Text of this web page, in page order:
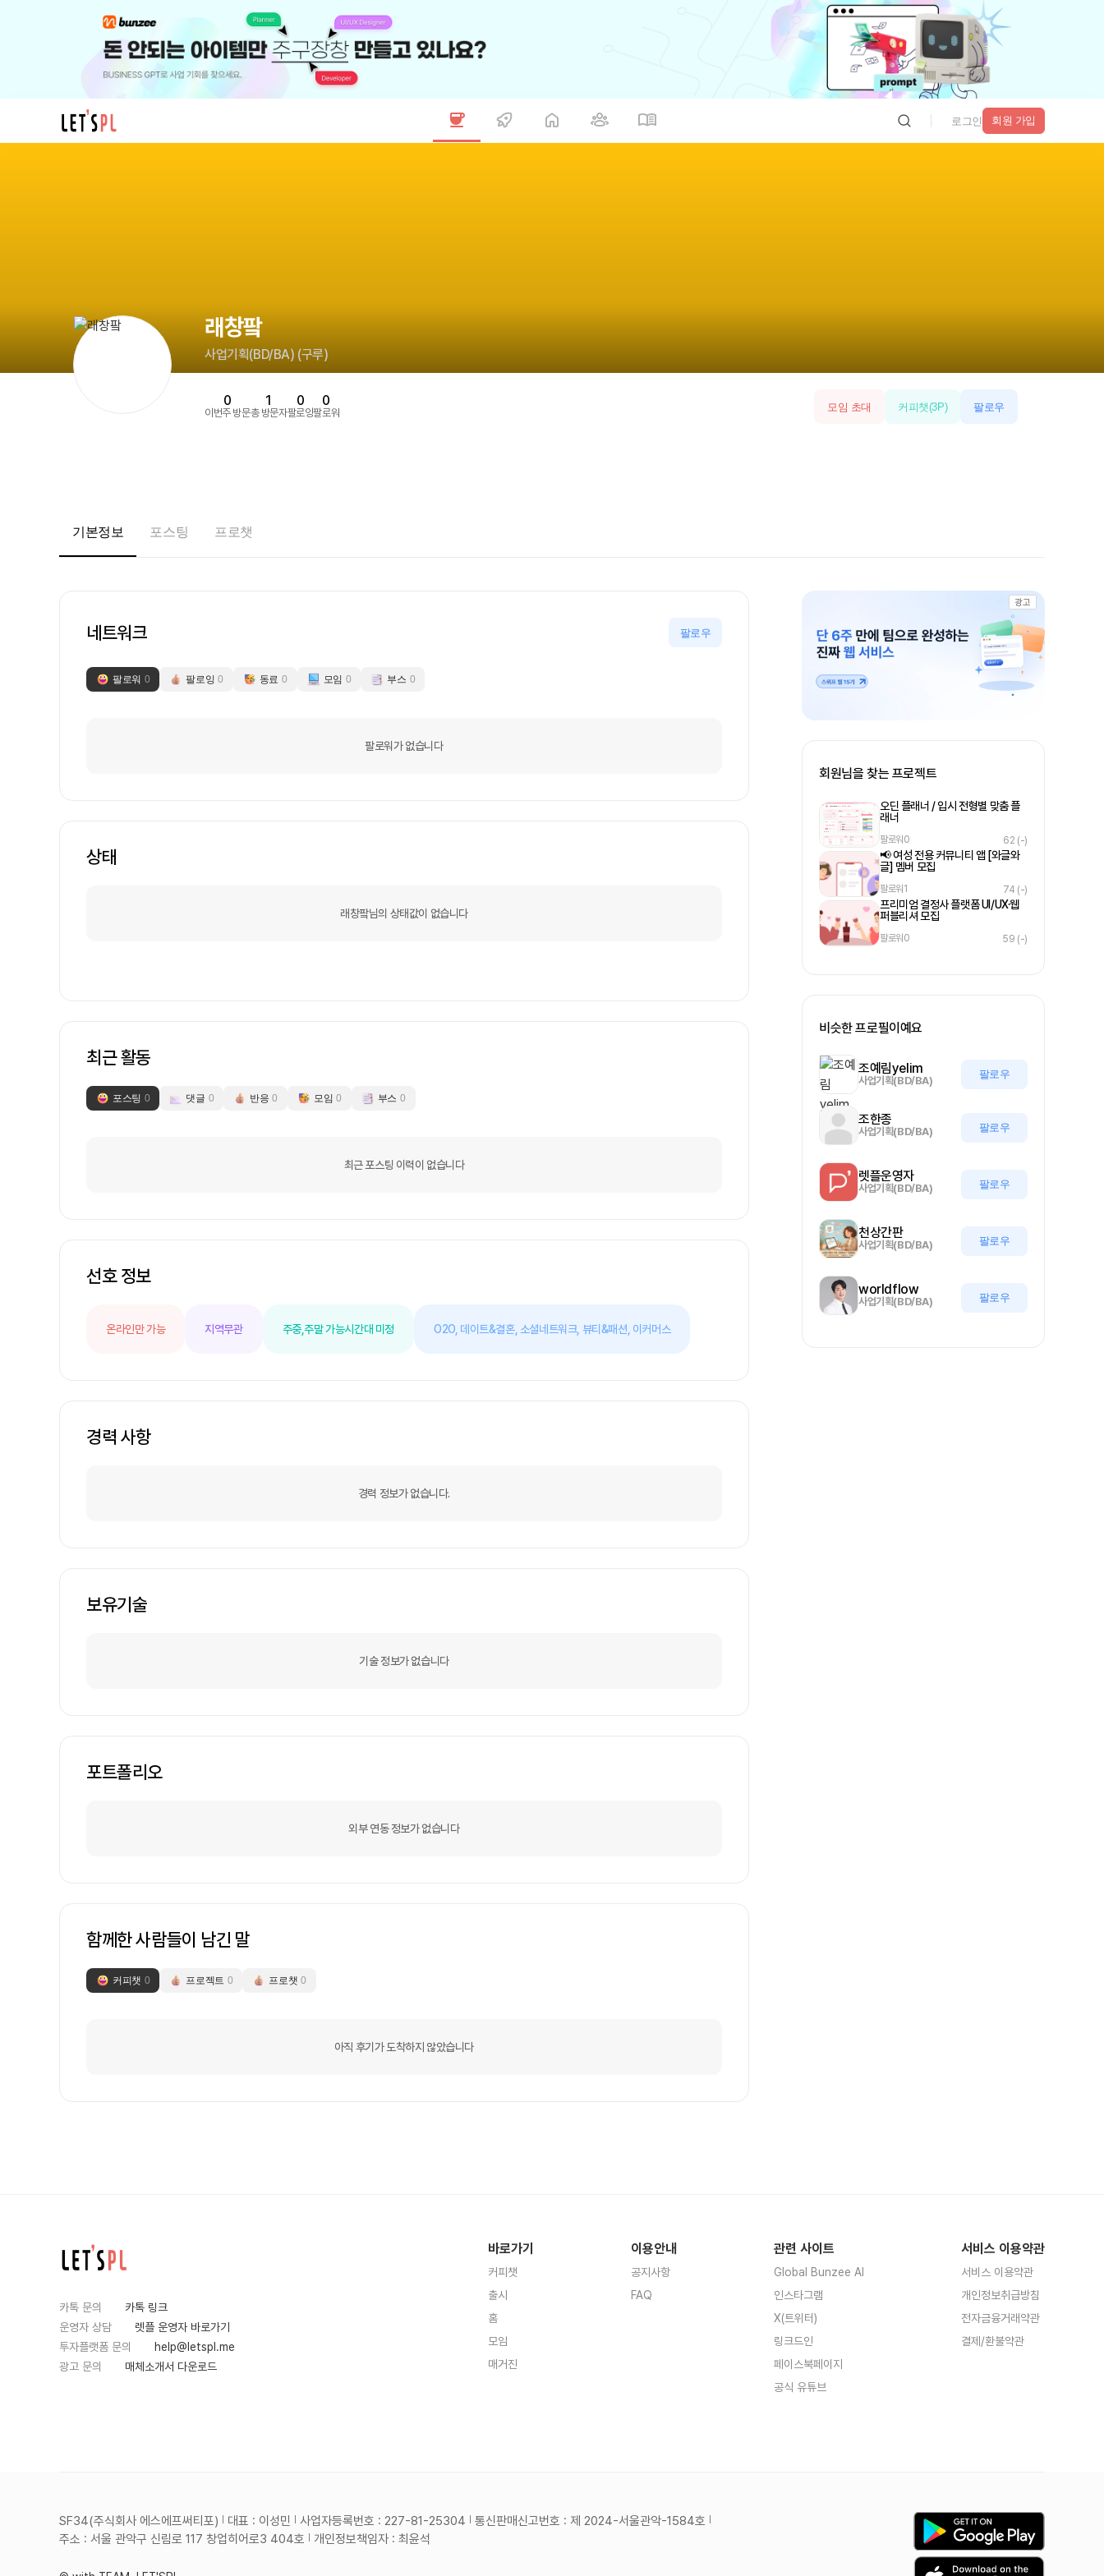
로그인 회원 가입
래창팤
사업기획(BD/BA) (구루)
이번주 방문
0
총 방문자
1
팔로잉
0
팔로워
0 모임 초대 커피챗(3P) 팔로우
기본정보 포스팅 프로챗
네트워크 팔로우
팔로워 0 팔로잉 0 동료 0 모임 0 부스 0
팔로워가 없습니다
상태
래창팤님의 상태값이 없습니다
최근 활동
포스팅 0 댓글 0 반응 0 모임 0 부스 0
최근 포스팅 이력이 없습니다
선호 정보
온라인만 가능 지역무관 주중,주말 가능시간대 미정 O2O, 데이트&결혼, 소셜네트워크, 뷰티&패션, 이커머스
경력 사항
경력 정보가 없습니다.
보유기술
기술 정보가 없습니다
포트폴리오
외부 연동 정보가 없습니다
함께한 사람들이 남긴 말
커피챗 0 프로젝트 0 프로챗 0
아직 후기가 도착하지 않았습니다
광고
회원님을 찾는 프로젝트
오딘 플래너 / 입시 전형별 맞춤 플
래너
팔로워0 62 (-)
📢 여성 전용 커뮤니티 앱 [와글와
글] 멤버 모집
팔로워1 74 (-)
프리미엄 결정사 플랫폼 UI/UX·웹
퍼블리셔 모집
팔로워0 59 (-)
비슷한 프로필이예요
조예림yelim
사업기획(BD/BA)
팔로우
조한종
사업기획(BD/BA) 팔로우
렛플운영자
사업기획(BD/BA) 팔로우
천상간판
사업기획(BD/BA) 팔로우
worldflow
사업기획(BD/BA) 팔로우
카톡 문의
카톡 링크
운영자 상담
렛플 운영자 바로가기
투자플랫폼 문의
help@letspl.me
광고 문의
매체소개서 다운로드
바로가기
커피챗
출시
홈
모임
매거진
이용안내
공지사항
FAQ
관련 사이트
Global Bunzee AI
인스타그램
X(트위터)
링크드인
페이스북페이지
공식 유튜브
서비스 이용약관
서비스 이용약관
개인정보취급방침
전자금융거래약관
결제/환불약관
SF34(주식회사 에스에프써티포) 대표 : 이성민 사업자등록번호 : 227-81-25304
통신판매신고번호 : 제 2024-서울관악-1584호
주소 : 서울 관악구 신림로 117 창업히어로3 404호
개인정보책임자 : 최윤석